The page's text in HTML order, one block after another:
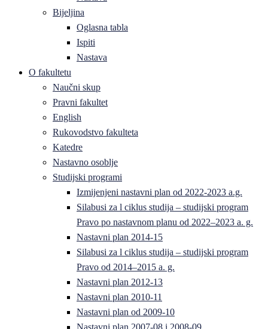
Bijeljina
Oglasna tabla
Ispiti
Nastava
O fakultetu
Naučni skup
Pravni fakultet
English
Rukovodstvo fakulteta
Katedre
Nastavno osoblje
Studijski programi
Izmijenjeni nastavni plan od 2022-2023 a.g.
Silabusi za l ciklus studija – studijski program
Pravo po nastavnom planu od 2022–2023 a. g.
Nastavni plan 2014-15
Silabusi za l ciklus studija – studijski program
Pravo od 2014–2015 a. g.
Nastavni plan 2012-13
Nastavni plan 2010-11
Nastavni plan od 2009-10
Nastavni plan 2007-08 i 2008-09